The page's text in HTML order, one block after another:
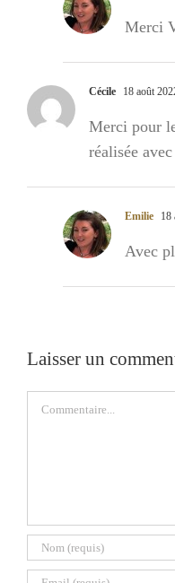
Merci
Cécile 18 août
Merci pour
réalisée
Emilie 18
Avec
Laisser un
Commentaire